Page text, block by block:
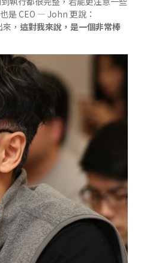
是 CEO — John 更說：
， 這對我來說，是一個非常棒